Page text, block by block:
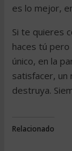
es lo mejor,
Si te quieres
haces tú
único, en la
satisfacer, un
destruya.
Relacionado